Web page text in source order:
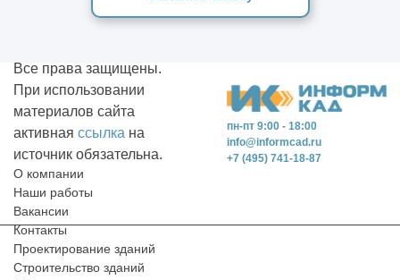
пн-пт 9:00 - 18:00
+7 (495) 741-18-87
info@informcad.ru
О компании
Наши работы
Вакансии
Контакты
Проектирование зданий
Строительство зданий
Все права защищены.
При использовании
материалов сайта
активная ссылка на
источник обязательна.